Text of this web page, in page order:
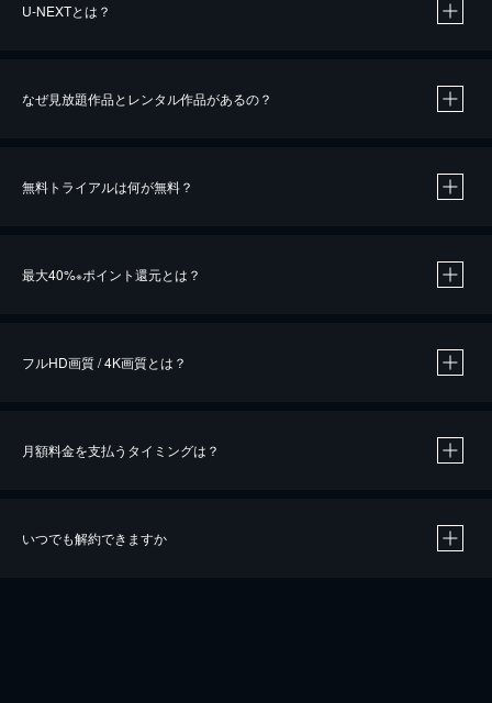
U-NEXTとは？
なぜ見放題作品とレンタル作品があるの？
無料トライアルは何が無料？
最大40%※ポイント還元とは？
※40％ポイント還元の対象は、クレジットカード決済による作品の購入 / レンタルです。
フルHD画質 / 4K画質とは？
月額料金を支払うタイミングは？
いつでも解約できますか